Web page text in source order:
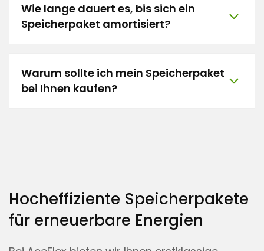
Wie lange dauert es, bis sich ein
Speicherpaket amortisiert?
Warum sollte ich mein Speicherpaket
bei Ihnen kaufen?
Hocheffiziente Speicherpakete
für erneuerbare Energien